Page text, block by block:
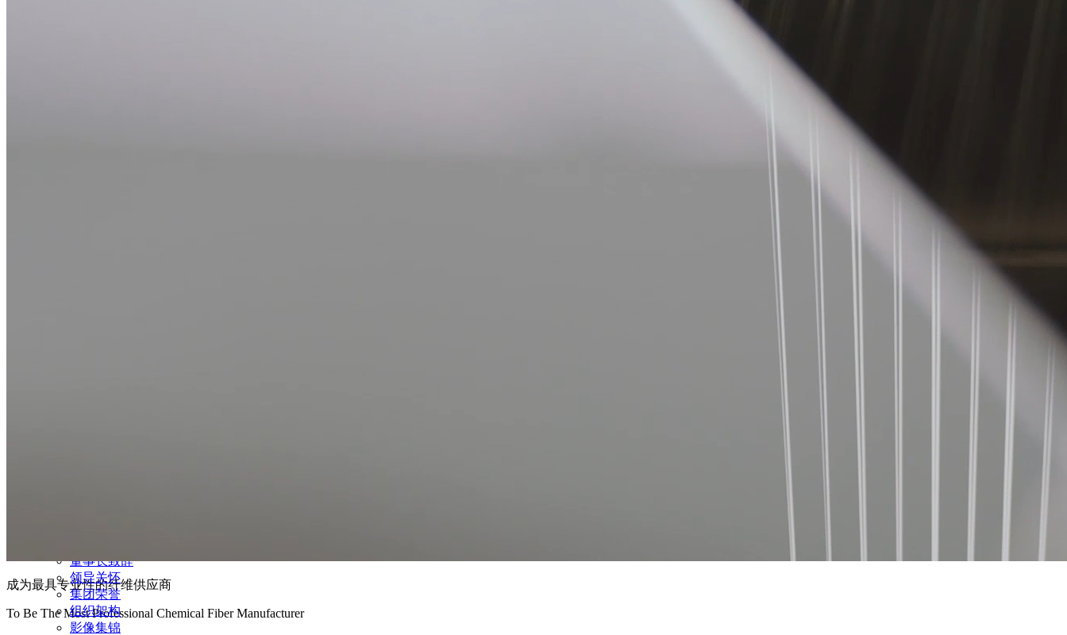
成为最具专业性的纤维供应商
To Be The Most Professional Chemical Fiber Manufacturer
董事长致辞
领导关怀
集团荣誉
组织架构
影像集锦